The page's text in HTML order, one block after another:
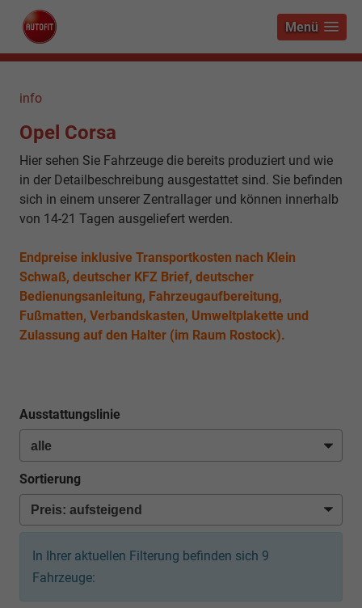
Menü
info
Opel Corsa
Hier sehen Sie Fahrzeuge die bereits produziert und wie
in der Detailbeschreibung ausgestattet sind. Sie befinden
sich in einem unserer Zentrallager und können innerhalb
von 14-21 Tagen ausgeliefert werden.
Endpreise inklusive Transportkosten nach Klein
Schwaß, deutscher KFZ Brief, deutscher
Bedienungsanleitung, Fahrzeugaufbereitung,
Fußmatten, Verbandskasten, Umweltplakette und
Zulassung auf den Halter (im Raum Rostock).
Ausstattungslinie
Sortierung
In Ihrer aktuellen Filterung befinden sich 9
Fahrzeuge: